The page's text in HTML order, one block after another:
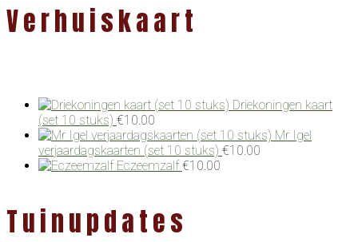
Verhuiskaart
Driekoningen kaart
(set 10 stuks) €10.00
Mr Igel
verjaardagskaarten (set 10 stuks) €10.00
Eczeemzalf €10.00
Tuinupdates